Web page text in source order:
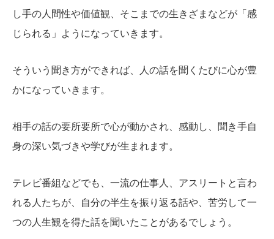
し手の人間性や価値観、そこまでの生きざまなどが「感
じられる」ようになっていきます。
そういう聞き方ができれば、人の話を聞くたびに心が豊
かになっていきます。
相手の話の要所要所で心が動かされ、感動し、聞き手自
身の深い気づきや学びが生まれます。
テレビ番組などでも、一流の仕事人、アスリートと言わ
れる人たちが、自分の半生を振り返る話や、苦労して一
つの人生観を得た話を聞いたことがあるでしょう。